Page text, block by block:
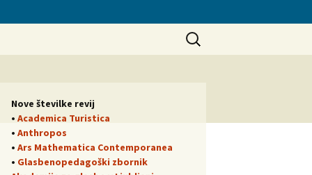
Išči:
Nove številke revij
• Academica Turistica
• Anthropos
• Ars Mathematica Contemporanea
• Glasbenopedagoški zbornik